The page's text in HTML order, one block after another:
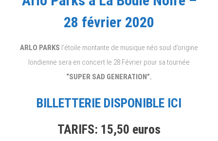
28 février 2020
ARLO PARKS l’étoile montante de musique néo soul d’origine
londienne sera en concert le 28 Février pour sa tournée
“SUPER SAD GENERATION”.
BILLETTERIE DISPONIBLE ICI
TARIFS: 15,50 euros